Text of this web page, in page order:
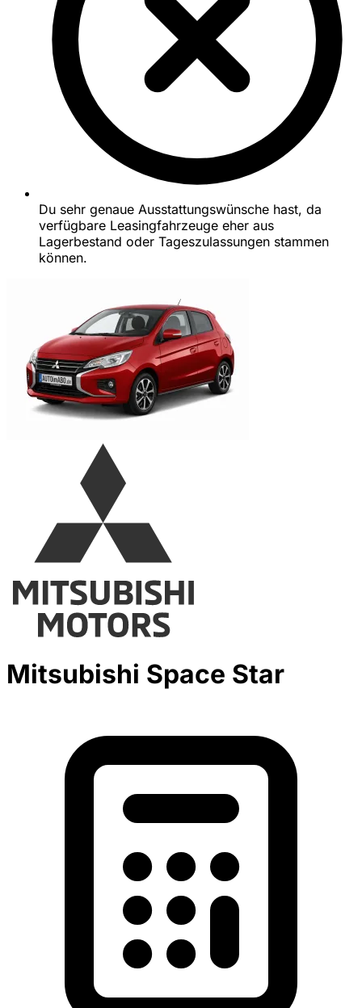
Du sehr genaue Ausstattungswünsche hast, da
verfügbare Leasingfahrzeuge eher aus
Lagerbestand oder Tageszulassungen stammen
können.
Mitsubishi Space Star